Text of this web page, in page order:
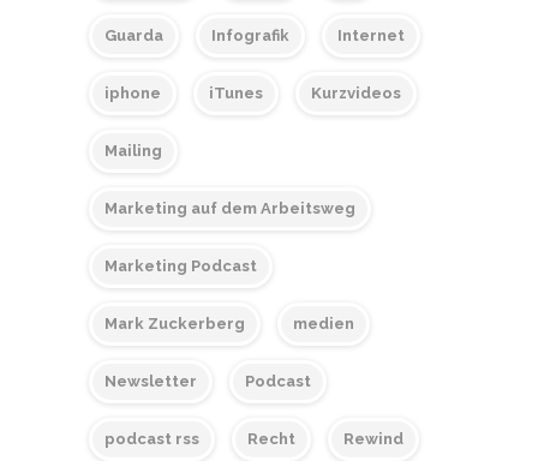
Guarda Infografik Internet
iphone iTunes Kurzvideos
Mailing
Marketing auf dem Arbeitsweg
Marketing Podcast
Mark Zuckerberg medien
Newsletter Podcast
podcast rss Recht Rewind